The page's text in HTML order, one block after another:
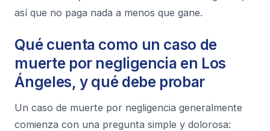
así que no paga nada a menos que gane.
Qué cuenta como un caso de
muerte por negligencia en Los
Ángeles, y qué debe probar
Un caso de muerte por negligencia generalmente
comienza con una pregunta simple y dolorosa: